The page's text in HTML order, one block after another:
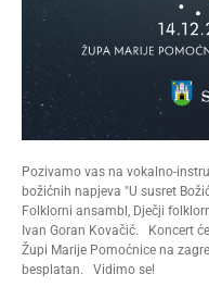
Pozivamo vas na vokalno-
božićnih napjeva "U susret
Folklorni ansambl, Dječji
Ivan Goran Kovačić. Koncert
Župi Marije Pomoćnice na
besplatan. Vidimo se!